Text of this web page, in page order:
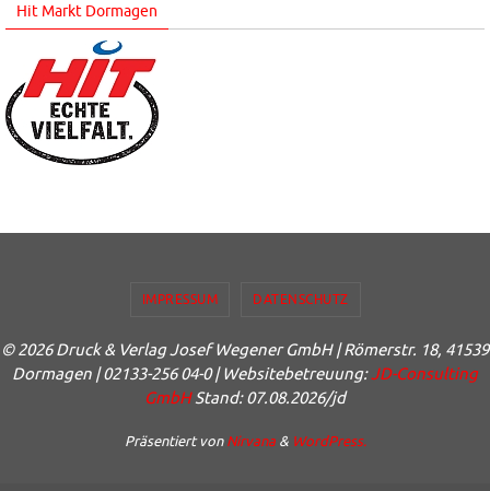
Hit Markt Dormagen
IMPRESSUM DATENSCHUTZ
© 2026 Druck & Verlag Josef Wegener GmbH | Römerstr. 18, 41539
Dormagen | 02133-256 04-0 | Websitebetreuung:JD-Consulting
GmbHStand: 07.08.2026/jd
Präsentiert vonNirvana& WordPress.